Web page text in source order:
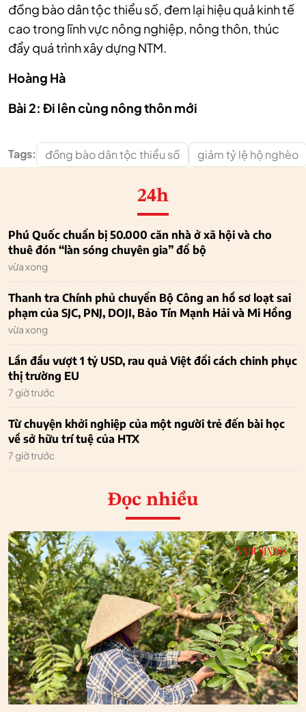
đồng bào dân tộc thiểu số, đem lại hiệu quả kinh tế
cao trong lĩnh vực nông nghiệp, nông thôn, thúc
đẩy quá trình xây dựng NTM.
Hoàng Hà
Bài 2: Đi lên cùng nông thôn mới
Tags: đồng bào dân tộc thiểu số giảm tỷ lệ hộ nghèo
24h
Phú Quốc chuẩn bị 50.000 căn nhà ở xã hội và cho
thuê đón “làn sóng chuyên gia” đổ bộ
vừa xong
Thanh tra Chính phủ chuyển Bộ Công an hồ sơ loạt sai
phạm của SJC, PNJ, DOJI, Bảo Tín Mạnh Hải và Mi Hồng
vừa xong
Lần đầu vượt 1 tỷ USD, rau quả Việt đổi cách chinh phục
thị trường EU
7 giờ trước
Từ chuyện khởi nghiệp của một người trẻ đến bài học
về sở hữu trí tuệ của HTX
7 giờ trước
Đọc nhiều